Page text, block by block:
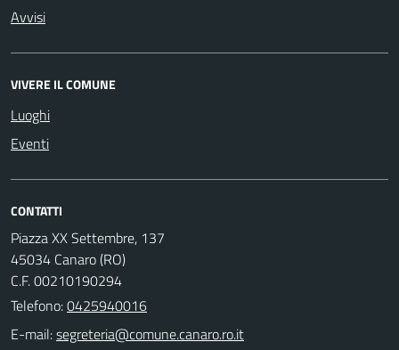
Avvisi
VIVERE IL COMUNE
Luoghi
Eventi
CONTATTI
Piazza XX Settembre, 137
45034 Canaro (RO)
C.F. 00210190294
Telefono:0425940016
E-mail: